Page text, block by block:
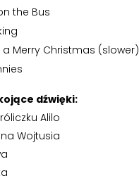
the Bus
a Merry Christmas (slower)
dźwięki:
Alilo
Wojtusia